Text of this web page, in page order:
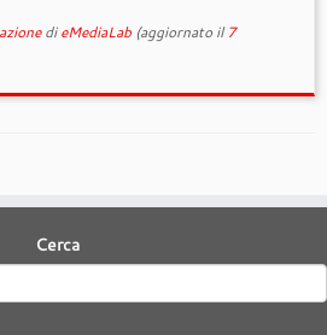
dieMediaLab(aggiornato il7
Cerca